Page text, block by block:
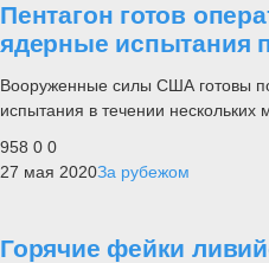
Пентагон готов
ядерные испытания
Вооруженные силы США готовы
испытания в течении нескольких
958 0 0
27 мая 2020За рубежом
Горячие фейки